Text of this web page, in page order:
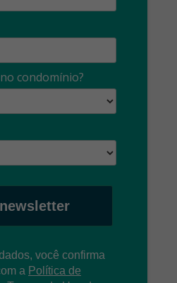
com as
condomínio?
você confirma
a Política de